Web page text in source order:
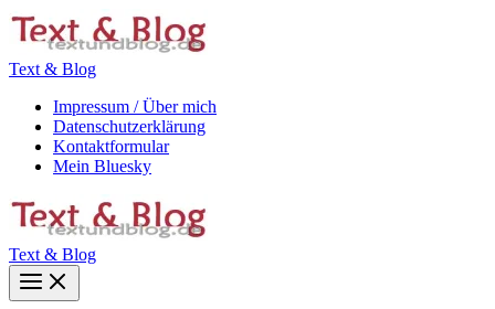
Zum
Inhalt
Text & Blog
Impressum / Über mich
Datenschutzerklärung
Kontaktformular
Mein Bluesky
Text & Blog
Main
Menu